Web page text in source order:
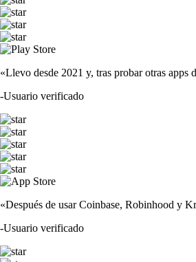
«Llevo desde 2021 y, tras probar otras apps
-Usuario verificado
«Después de usar Coinbase, Robinhood y
-Usuario verificado